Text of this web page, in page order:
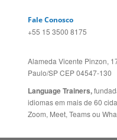
Alameda Vicente Pinzon,
Language Trainers,
idiomas em mais de 60